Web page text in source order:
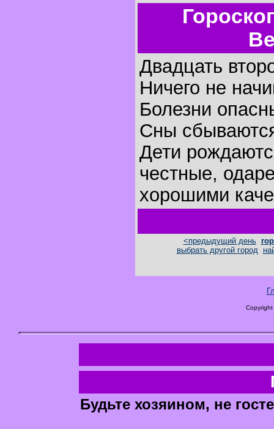
Двадцать
Ничего не
Болезни
Сны
Дети
честные,
хорошими
<предыдущий день
выбрать другой город
Будьте хозяином, не